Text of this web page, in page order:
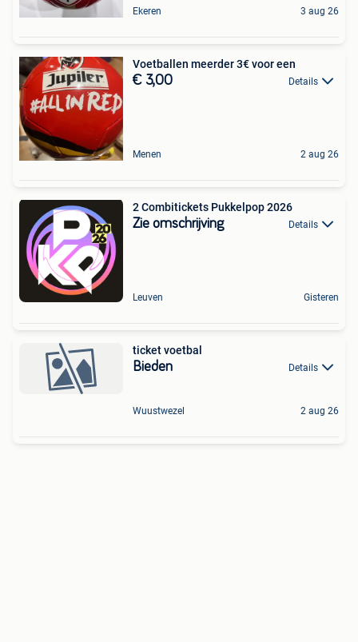
Ekeren 3 aug 26
Voetballen meerder 3€ voor een
€ 3,00 Details
Menen 2 aug 26
2 Combitickets Pukkelpop 2026
Zie omschrijving Details
Leuven Gisteren
ticket voetbal
Bieden Details
Wuustwezel 2 aug 26